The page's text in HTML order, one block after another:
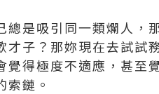
總是吸引同一類爛人，
才子？那妳現在去試試
覺得極度不適應，甚至
索鏈。